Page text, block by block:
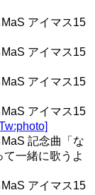
アイマス15
アイマス15
アイマス15
アイマス15
記念曲「な
一緒に歌うよ
アイマス15